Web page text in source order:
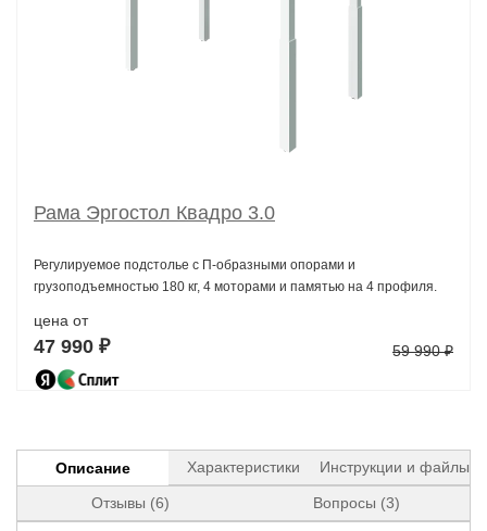
Рама Эргостол Квадро 3.0
Регулируемое подстолье с П-образными опорами и
грузоподъемностью 180 кг, 4 моторами и памятью на 4 профиля.
цена от
47 990 ₽ 59 990 ₽
Описание Характеристики Инструкции и файлы
Отзывы (6) Вопросы (3)